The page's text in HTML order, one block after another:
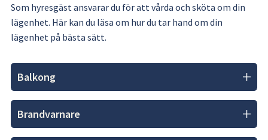
Som hyresgäst ansvarar du för att vårda och sköta om din
lägenhet. Här kan du läsa om hur du tar hand om din
lägenhet på bästa sätt.
Balkong
Brandvarnare